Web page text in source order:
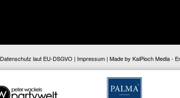
Datenschutz laut EU-DSGVO | Impressum| Made by KaiPioch Media-